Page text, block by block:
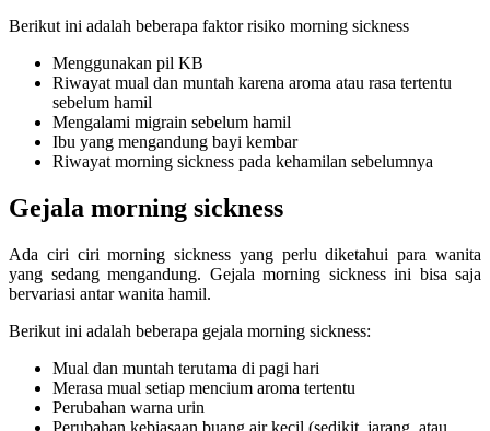
Berikut ini adalah beberapa faktor risiko morning sickness
Menggunakan pil KB
Riwayat mual dan muntah karena aroma atau rasa tertentu
sebelum hamil
Mengalami migrain sebelum hamil
Ibu yang mengandung bayi kembar
Riwayat morning sickness pada kehamilan sebelumnya
Gejala morning sickness
Ada ciri ciri morning sickness yang perlu diketahui para wanita
yang sedang mengandung. Gejala morning sickness ini bisa saja
bervariasi antar wanita hamil.
Berikut ini adalah beberapa gejala morning sickness:
Mual dan muntah terutama di pagi hari
Merasa mual setiap mencium aroma tertentu
Perubahan warna urin
Perubahan kebiasaan buang air kecil (sedikit, jarang, atau